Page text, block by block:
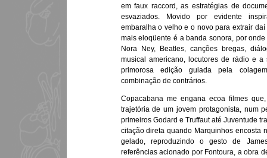
em faux raccord, as estratégias de
esvaziados. Movido por evidente
embaralha o velho e o novo para extrair
mais eloqüente é a banda sonora, por
Nora Ney, Beatles, canções bregas,
musical americano, locutores de rádio e
primorosa edição guiada pela
combinação de contrários.
Copacabana me engana ecoa filmes
trajetória de um jovem protagonista, num
primeiros Godard e Truffaut até Juventude
citação direta quando Marquinhos encosta
gelado, reproduzindo o gesto de
referências acionado por Fontoura, a obra